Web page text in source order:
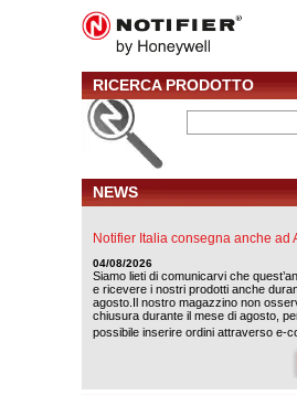
RICERCA PRODOTTO
NEWS
Notifier Italia consegna anche ad
04/08/2026
Siamo lieti di comunicarvi che
e ricevere i nostri prodotti anche
agosto.Il nostro magazzino non
chiusura durante il mese di agosto,
possibile inserire ordini attraverso e-